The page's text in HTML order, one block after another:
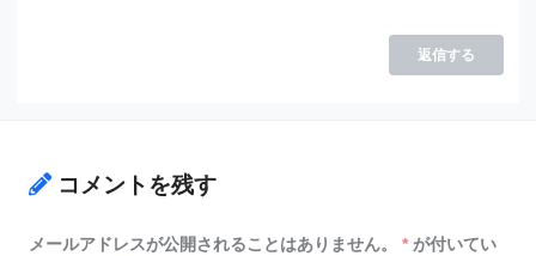
返信する
コメントを残す
メールアドレスが公開されることはありません。 * が付いてい